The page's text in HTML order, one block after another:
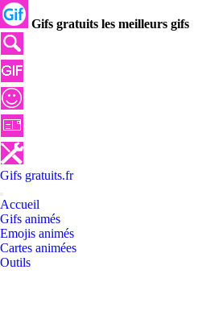
Gifs gratuits les meilleurs gifs
Gifs gratuits.fr
Accueil
Gifs animés
Emojis animés
Cartes animées
Outils